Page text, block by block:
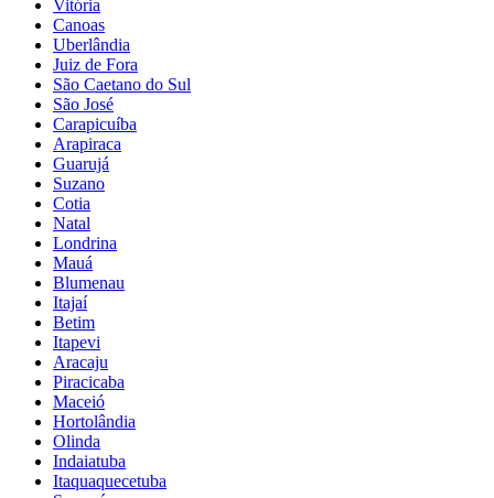
Vitória
Canoas
Uberlândia
Juiz de Fora
São Caetano do Sul
São José
Carapicuíba
Arapiraca
Guarujá
Suzano
Cotia
Natal
Londrina
Mauá
Blumenau
Itajaí
Betim
Itapevi
Aracaju
Piracicaba
Maceió
Hortolândia
Olinda
Indaiatuba
Itaquaquecetuba